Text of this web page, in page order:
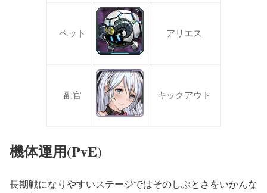
ペット アリエス
副官 キックアウト
機体運用(PvE)
長期戦になりやすいステージではそのしぶとさをいかんな